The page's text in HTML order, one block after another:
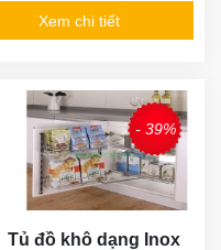
Xem chi tiết
- 39%
Tủ đồ khô dạng Inox